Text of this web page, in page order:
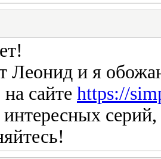
Леонид и я
сайте https://